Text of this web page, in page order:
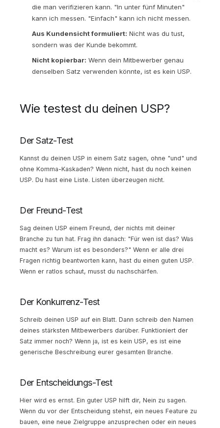
die man verifizieren kann. "In unter fünf Minuten"
kann ich messen. "Einfach" kann ich nicht messen.
Aus Kundensicht formuliert: Nicht was du tust,
sondern was der Kunde bekommt.
Nicht kopierbar: Wenn dein Mitbewerber genau
denselben Satz verwenden könnte, ist es kein USP.
Wie testest du deinen USP?
Der Satz-Test
Kannst du deinen USP in einem Satz sagen, ohne "und" und
ohne Komma-Kaskaden? Wenn nicht, hast du noch keinen
USP. Du hast eine Liste. Listen überzeugen nicht.
Der Freund-Test
Sag deinen USP einem Freund, der nichts mit deiner
Branche zu tun hat. Frag ihn danach: "Für wen ist das? Was
macht es? Warum ist es besonders?" Wenn er alle drei
Fragen richtig beantworten kann, hast du einen guten USP.
Wenn er ratlos schaut, musst du nachschärfen.
Der Konkurrenz-Test
Schreib deinen USP auf ein Blatt. Dann schreib den Namen
deines stärksten Mitbewerbers darüber. Funktioniert der
Satz immer noch? Wenn ja, ist es kein USP, es ist eine
generische Beschreibung eurer gesamten Branche.
Der Entscheidungs-Test
Hier wird es ernst. Ein guter USP hilft dir, Nein zu sagen.
Wenn du vor der Entscheidung stehst, ein neues Feature zu
bauen, eine neue Zielgruppe anzusprechen oder ein neues